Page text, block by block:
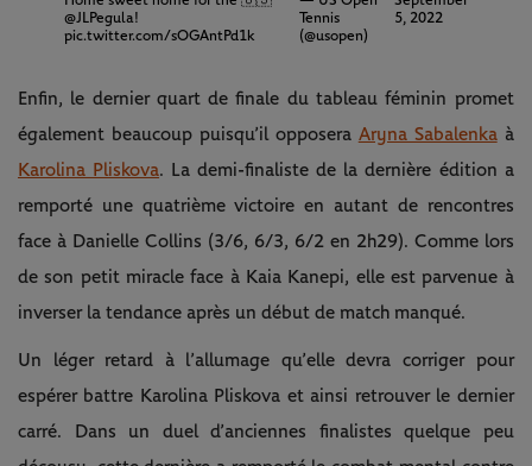
@JLPegula!
pic.twitter.com/sOGAntPd1k
Tennis
(@usopen)
5, 2022
Enfin, le dernier quart de finale du tableau féminin promet
également beaucoup puisqu’il opposera Aryna Sabalenkaà
Karolina Pliskova. La demi-finaliste de la dernière édition a
remporté une quatrième victoire en autant de rencontres
face à Danielle Collins (3/6, 6/3, 6/2 en 2h29). Comme lors
de son petit miracle face à Kaia Kanepi, elle est parvenue à
inverser la tendance après un début de match manqué.
Un léger retard à l’allumage qu’elle devra corriger pour
espérer battre Karolina Pliskova et ainsi retrouver le dernier
carré. Dans un duel d’anciennes finalistes quelque peu